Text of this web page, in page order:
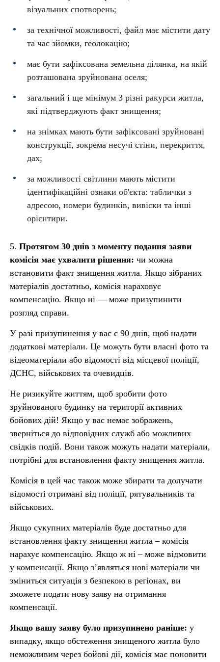
візуальних спотворень;
за технічної можливості, файл має містити дату
та час зйомки, геолокацію;
має бути зафіксована земельна ділянка, на якій
розташована зруйнована оселя;
загальний і ще мінімум 3 різні ракурси житла,
які підтверджують факт знищення;
на знімках мають бути зафіксовані зруйновані
конструкції, зокрема несучі стіни, перекриття,
дах;
за можливості світлини мають містити
ідентифікаційні ознаки об'єкта: таблички з
адресою, номери будинків, вивіски та інші
орієнтири.
5. Протягом 30 днів з моменту подання заяви
комісія має ухвалити рішення: чи можна
встановити факт знищення житла. Якщо зібраних
матеріалів достатньо, комісія нараховує
компенсацію. Якщо ні — може призупинити
розгляд справи.
У разі призупинення у вас є 90 днів, щоб надати
додаткові матеріали. Це можуть бути власні фото та
відеоматеріали або відомості від місцевої поліції,
ДСНС, військових та очевидців.
Не ризикуйте життям, щоб зробити фото
зруйнованого будинку на території активних
бойових дій! Якщо у вас немає зображень,
зверніться до відповідних служб або можливих
свідків подій. Вони також можуть надати матеріали,
потрібні для встановлення факту знищення житла.
Комісія в цей час також може збирати та долучати
відомості отримані від поліції, рятувальників та
військових.
Якщо сукупних матеріалів буде достатньо для
встановлення факту знищення житла – комісія
нарахує компенсацію. Якщо ж ні – може відмовити
у компенсації. Якщо з’являться нові матеріали чи
зміниться ситуація з безпекою в регіонах, ви
зможете подати нову заяву на отримання
компенсації.
Якщо вашу заяву було призупинено раніше: у
випадку, якщо обстеження знищеного житла було
неможливим через бойові дії, комісія має поновити